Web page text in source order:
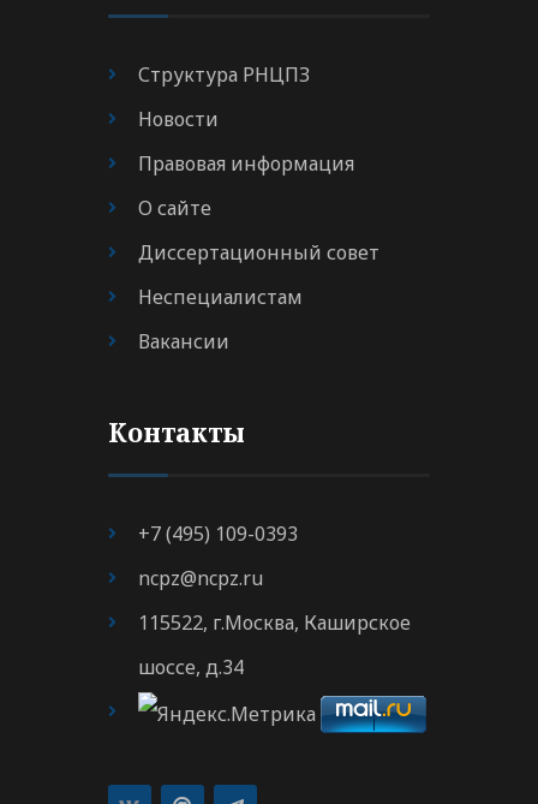
Структура РНЦПЗ
Новости
Правовая информация
О сайте
Диссертационный совет
Неспециалистам
Вакансии
Контакты
+7 (495) 109-0393
ncpz@ncpz.ru
115522, г.Москва, Каширское
шоссе, д.34